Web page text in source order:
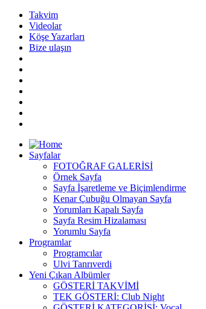
Takvim
Videolar
Köşe Yazarları
Bize ulaşın
Sayfalar
FOTOĞRAF GALERİSİ
Örnek Sayfa
Sayfa İşaretleme ve Biçimlendirme
Kenar Çubuğu Olmayan Sayfa
Yorumları Kapalı Sayfa
Sayfa Resim Hizalaması
Yorumlu Sayfa
Programlar
Programcılar
Ulvi Tanrıverdi
Yeni Çıkan Albümler
GÖSTERİ TAKVİMİ
TEK GÖSTERİ: Club Night